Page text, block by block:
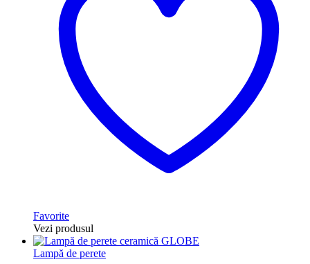
Favorite
Vezi produsul
Lampă de perete